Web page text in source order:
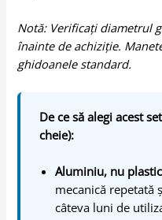
Notă: Verificați diametrul
înainte de achiziție.
ghidoanele standard.
De ce să alegi acest
cheie):
Aluminiu, nu plastic
mecanică repetată
câteva luni de